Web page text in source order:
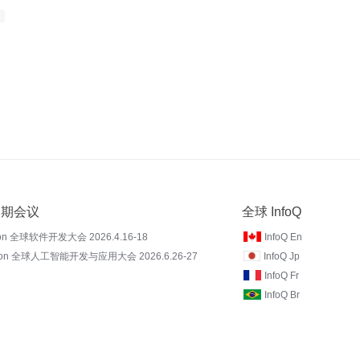
会议
全球软件开发大会 2026.4.16-18
全球人工智能开发与应用大会 2026.6.26-27
全球 InfoQ
InfoQ En
InfoQ Jp
InfoQ Fr
InfoQ Br